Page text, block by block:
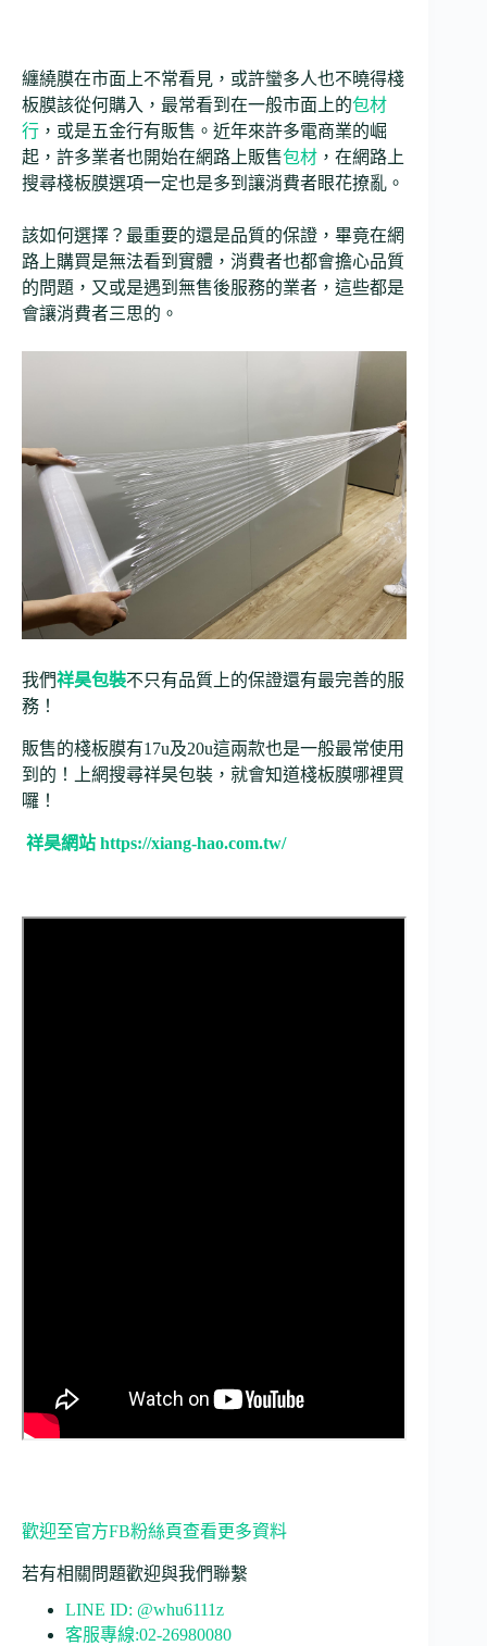
纏繞膜在市面上不常看見，或許蠻多人也不曉得棧
板膜該從何購入，最常看到在一般市面上的包材
行 ，或是五金行有販售。近年來許多電商業的崛
起，許多業者也開始在網路上販售包材 ，在網路上
搜尋棧板膜選項一定也是多到讓消費者眼花撩亂。
該如何選擇？最重要的還是品質的保證，畢竟在網
路上購買是無法看到實體，消費者也都會擔心品質
的問題，又或是遇到無售後服務的業者，這些都是
會讓消費者三思的。
我們祥昊包裝不只有品質上的保證還有最完善的服
務！
販售的棧板膜有17u及20u這兩款也是一般最常使用
到的！上網搜尋祥昊包裝，就會知道棧板膜哪裡買
囉！
祥昊網站 https://xiang-hao.com.tw/
歡迎至官方FB粉絲頁查看更多資料
若有相關問題歡迎與我們聯繫
LINE ID: @whu6111z
客服專線:02-26980080